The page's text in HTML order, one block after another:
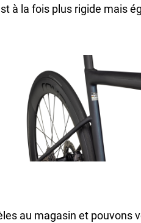
à la fois plus rigide mais
au magasin et pouvons